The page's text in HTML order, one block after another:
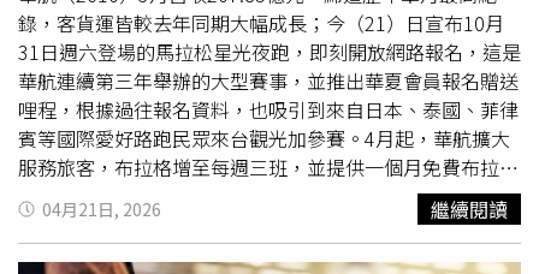
友，她跟我說「你媽媽哪有這個錢，我先幫你付啦！」讓他
至今難忘。後來陳昭瑋也爭氣靠英文比賽獲獎、拿獎學金，
甚至出國讀書期間仍持續幫忙負擔家中房貸，讓嬤嬤很欣
慰。節目尾聲，苗可麗感性表示：「媽媽不是不要禮物，而
是不捨得孩子辛苦。那些嘴巴上的碎唸，其實都是愛。」陳
孟賢也笑說：「有時候孝順不用演大齣的，一句關心、一起
吃頓飯，比什麼都補啦！」為這場充滿笑聲與感動的母親節
特輯畫下溫暖句點。
錄，客貨運皆較去年同期大幅成長；今（21）日宣布10月
31日週六登場的馬拉松星光夜跑，即刻開放網路報名，這是
華航連續第三年舉辦的大型賽事，並推出華夏會員報名贈送
哩程，根據過往報名資料，也吸引到來自日本、泰國、菲律
賓等國際愛好路跑民眾來台觀光加參賽。4月起，華航擴大
服務旅客，布拉格增至每週三班，並提供一個月免費布拉格
機場往返德國德勒斯登中央車站的接駁巴士服務，預估載客
率約九成。根據CTWANT調查，華航馬拉松星光夜跑賽事路
線於大佳河濱公園，因此依規定名額最多8千名，也讓喜愛
04月21日, 2026 繼續閱讀